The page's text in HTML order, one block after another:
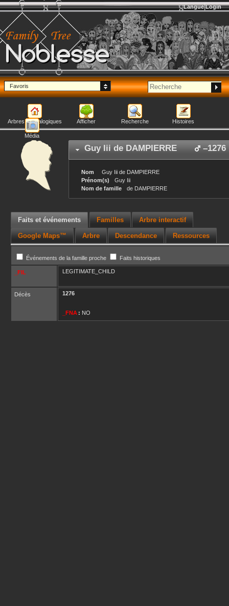
Noblesse
Langue Login
Favoris
Arbres généalogiques Afficher Recherche Histoires
Média
Guy Iii de DAMPIERRE –1276
Nom Guy Iii de DAMPIERRE
Prénom(s)
Guy Iii
Nom de famille
de DAMPIERRE
Faits et événements Familles Arbre interactif
Google Maps™ Arbre Descendance Ressources
Événements de la famille proche Faits historiques
_FIL LEGITIMATE_CHILD
Décès 1276
_FNA : NO